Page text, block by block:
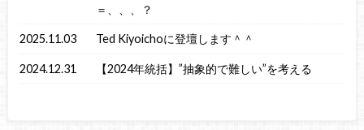
＝、、、？
2025.11.03 Ted Kiyoichoに登壇します＾＾
2024.12.31 【2024年統括】”抽象的で難しい”を考える